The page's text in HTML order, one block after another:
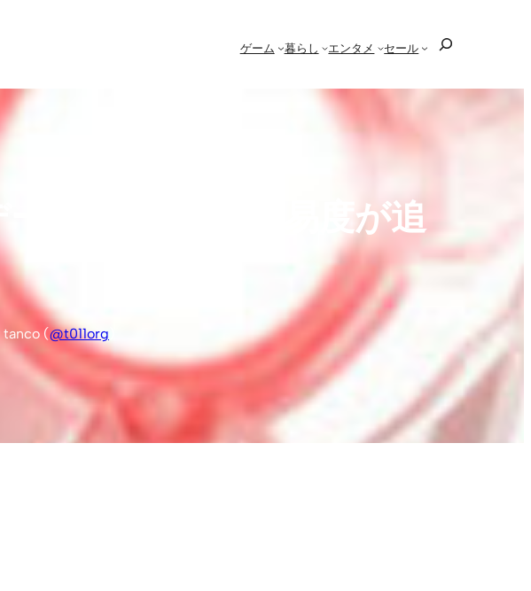
ゲーム 暮らし エンタメ セール
ートで2つの新難易度が追
tanco (@t011org